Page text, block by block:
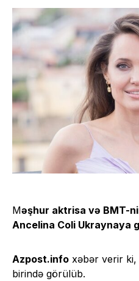
Məşhur aktrisa və BMT-
Ancelina Coli Ukraynaya
Azpost.info xəbər verir ki,
birində görülüb.